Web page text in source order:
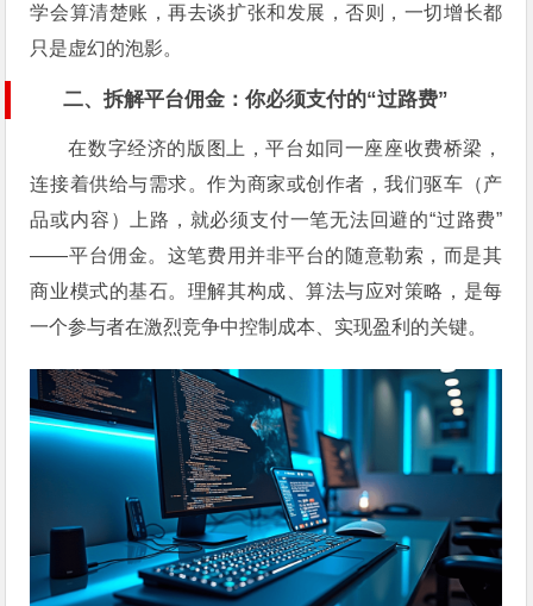
学会算清楚账，再去谈扩张和发展，否则，一切增长都
只是虚幻的泡影。
二、拆解平台佣金：你必须支付的“过路费”
在数字经济的版图上，平台如同一座座收费桥梁，
连接着供给与需求。作为商家或创作者，我们驱车（产
品或内容）上路，就必须支付一笔无法回避的“过路费”
——平台佣金。这笔费用并非平台的随意勒索，而是其
商业模式的基石。理解其构成、算法与应对策略，是每
一个参与者在激烈竞争中控制成本、实现盈利的关键。